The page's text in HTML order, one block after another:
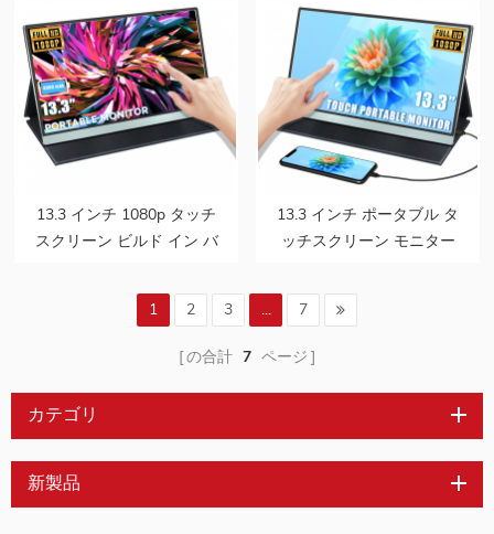
用自動回転
ラ スリム トラベル セカン
ド モニター ラップトップ
用
13.3 インチ 1080p タッチ
スクリーン ビルド イン バ
ンダー モニター、フル機
能タイプ C インターフェ
13.3 インチ ポータブル タ
ッチスクリーン モニター
用 Hdmi および Usb タイ
プ C 入力
1 2 3 ... 7
の合計 7 ページ
カテゴリ
新製品